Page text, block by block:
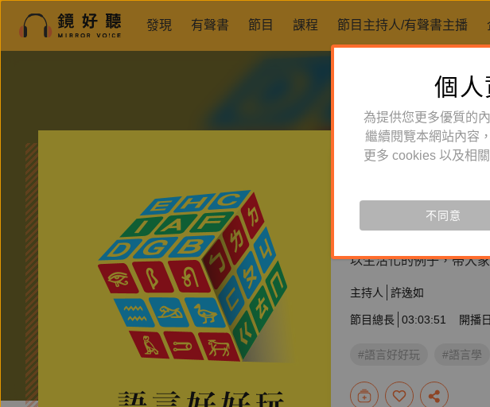
發現 有聲書 節目 課程 節目主持人/有聲書主播
語言好好玩
以生活化的例子，帶大
主持人 許逸如
節目總長 03:03:51 開播
#語言好好玩 #語言學
個人
為提供您更多優質的
繼續閱覽本網站內容
更多 cookies 以及相
不同意